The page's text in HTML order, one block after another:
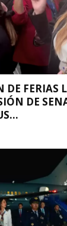
DE FERIAS
DE